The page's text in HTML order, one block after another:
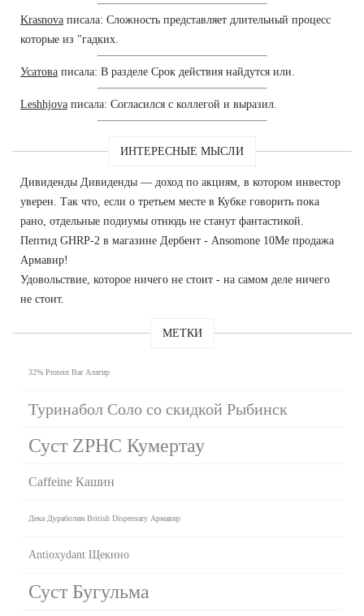
Krasnova писала: Сложность представляет длительный процесс
которые из "гадких.
Усатова писала: В разделе Срок действия найдутся или.
Leshhjova писала: Согласился с коллегой и выразил.
ИНТЕРЕСНЫЕ МЫСЛИ
Дивиденды Дивиденды — доход по акциям, в котором инвестор
уверен. Так что, если о третьем месте в Кубке говорить пока
рано, отдельные подиумы отнюдь не станут фантастикой.
Пептид GHRP-2 в магазине Дербент - Ansomone 10Me продажа
Армавир!
Удовольствие, которое ничего не стоит - на самом деле ничего
не стоит.
МЕТКИ
32% Protein Bar Алагир
Туринабол Соло со скидкой Рыбинск
Суст ZPHC Кумертау
Caffeine Кашин
Дека Дураболин British Dispensary Армавир
Antioxydant Щекино
Суст Бугульма